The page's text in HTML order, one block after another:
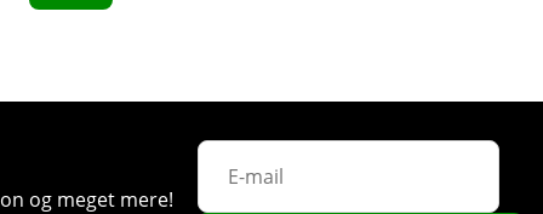
Køb!
og meget mere!